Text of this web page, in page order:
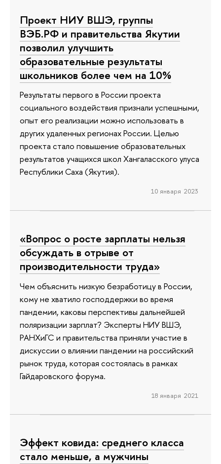
Проект НИУ ВШЭ, группы
ВЭБ.РФ и правительства Якутии
позволил улучшить
образовательные результаты
школьников более чем на 10%
Результаты первого в России проекта
социального воздействия признали успешными,
опыт его реализации можно использовать в
других удаленных регионах России. Целью
проекта стало повышение образовательных
результатов учащихся школ Хангаласского улуса
Республики Саха (Якутия).
10 января 2023
«Вопрос о росте зарплаты нельзя
обсуждать в отрыве от
производительности труда»
Чем объяснить низкую безработицу в России,
кому не хватило господдержки во время
пандемии, каковы перспективы дальнейшей
поляризации зарплат? Эксперты НИУ ВШЭ,
РАНХиГС и правительства приняли участие в
дискуссии о влиянии пандемии на российский
рынок труда, которая состоялась в рамках
Гайдаровского форума.
18 января 2021
Эффект ковида: среднего класса
стало меньше, а мужчины